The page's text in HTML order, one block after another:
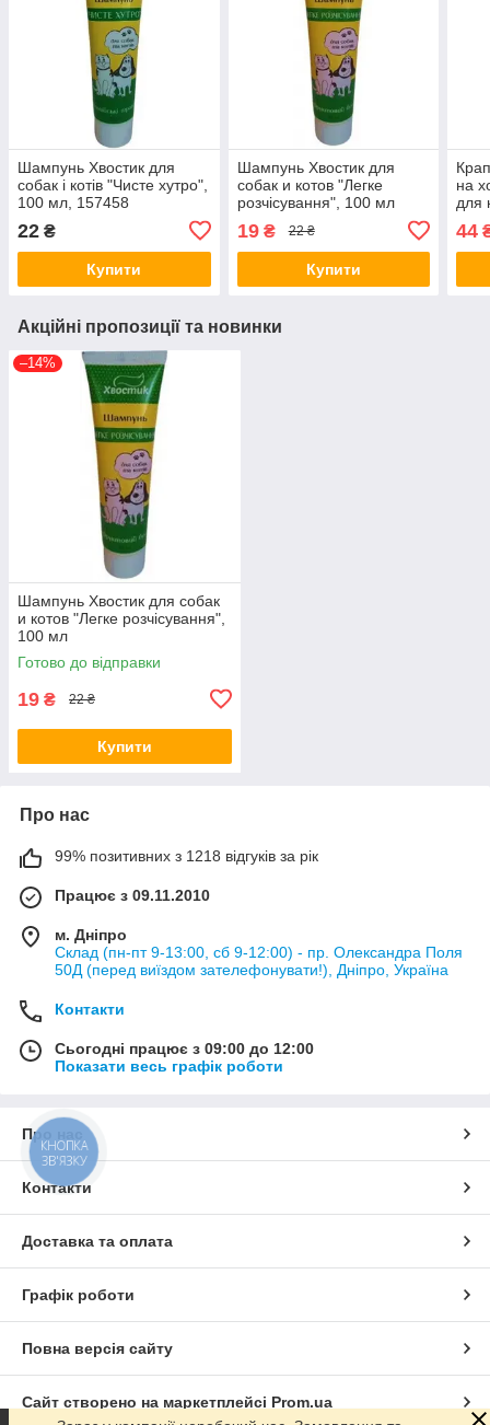
Шампунь Хвостик для
собак і котів "Чисте хутро",
100 мл, 157458
22 ₴
Купити
Шампунь Хвостик для
собак и котов "Легке
розчісування", 100 мл
19₴ 22 ₴
Купити
на
для
44
Акційні пропозиції та новинки
–14%
Шампунь Хвостик для собак
и котов "Легке розчісування",
100 мл
Готово до відправки
19 ₴ 22 ₴
Купити
Про нас
99% позитивних з 1218 відгуків за рік
Працює з 09.11.2010
м. Дніпро
Склад (пн-пт 9-13:00, сб 9-12:00) - пр. Олександра Поля
50Д (перед виїздом зателефонувати!), Дніпро, Україна
Контакти
Сьогодні працює з 09:00 до 12:00
Показати весь графік роботи
Про нас
Контакти
Доставка та оплата
Графік роботи
Повна версія сайту
Сайт створено на маркетплейсі Prom.ua
КНОПКА
ЗВ'ЯЗКУ